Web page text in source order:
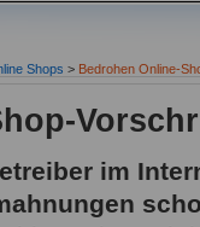
Shops > Bedrohen Online-
im